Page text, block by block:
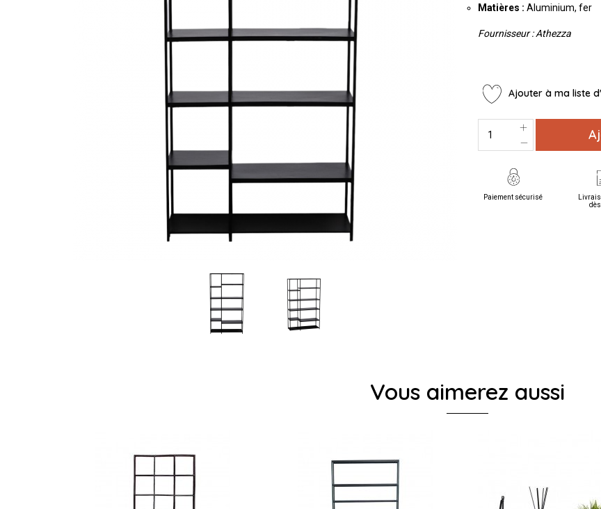
Matières : Aluminium, fer
Fournisseur :Athezza
Ajouter à ma liste
Paiement sécurisé
Vous aimerez aussi